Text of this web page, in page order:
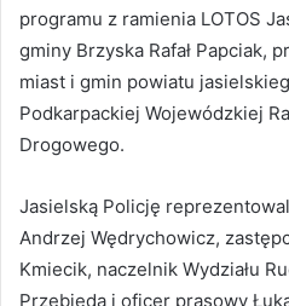
programu z ramienia LOTOS
gminy Brzyska Rafał Papciak,
miast i gmin powiatu
Podkarpackiej Wojewódzkiej
Drogowego.
Jasielską Policję
Andrzej Wędrychowicz,
Kmiecik, naczelnik Wydziału
Przebięda i oficer prasowy